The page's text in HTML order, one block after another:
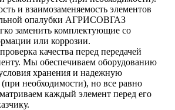
и взаимозаменяемость элементов
опалубки АГРИСОВГАЗ
заменить комплектующие со
или коррозии.
качества перед передачей
Мы обеспечиваем оборудованию
хранения и надежную
необходимости), но все равно
каждый элемент перед его